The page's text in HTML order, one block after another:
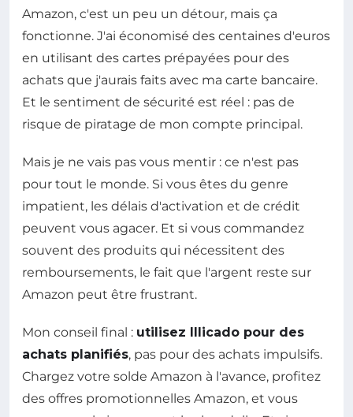
Amazon, c'est un peu un détour, mais ça
fonctionne. J'ai économisé des centaines d'euros
en utilisant des cartes prépayées pour des
achats que j'aurais faits avec ma carte bancaire.
Et le sentiment de sécurité est réel : pas de
risque de piratage de mon compte principal.
Mais je ne vais pas vous mentir : ce n'est pas
pour tout le monde. Si vous êtes du genre
impatient, les délais d'activation et de crédit
peuvent vous agacer. Et si vous commandez
souvent des produits qui nécessitent des
remboursements, le fait que l'argent reste sur
Amazon peut être frustrant.
Mon conseil final : utilisez Illicado pour des
achats planifiés, pas pour des achats impulsifs.
Chargez votre solde Amazon à l'avance, profitez
des offres promotionnelles Amazon, et vous